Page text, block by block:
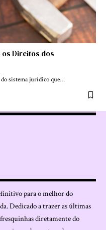
Direitos dos
sistema jurídico que…
para o melhor do
Dedicado a trazer as últimas
diretamente do